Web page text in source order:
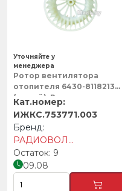
Ротор вентилятора
отопителя 6430-8118213
(левый), Радиоволна
ИЖКС.753771.003
РАДИОВОЛНА
9
09.08
Уточняйте у
менеджера